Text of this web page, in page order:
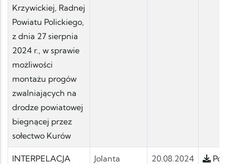
Krzywickiej, Radnej
Powiatu Polickiego,
z dnia 27 sierpnia
2024 r., w sprawie
możliwości
montażu progów
zwalniających na
drodze powiatowej
biegnącej przez
sołectwo Kurów
INTERPELACJA
Jolanta
20.08.2024